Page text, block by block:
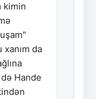
kimin
xanım da
Hande